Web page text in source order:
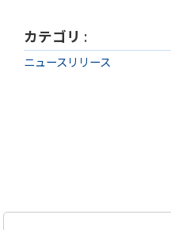
カテゴリ :
ニュースリリース